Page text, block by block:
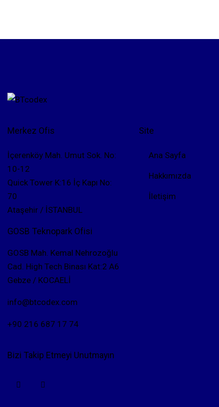
Merkez Ofis
İçerenköy Mah. Umut Sok. No:
10-12
Quick Tower K:16 İç Kapı No:
70
Ataşehir / İSTANBUL
GOSB Teknopark Ofisi
GOSB Mah. Kemal Nehrozoğlu
Cad. High Tech Binası Kat:2 A6
Gebze / KOCAELİ
info@btcodex.com
+90 216 687 17 74
Site
Ana Sayfa
Hakkımızda
İletişim
Bizi Takip Etmeyi Unutmayın